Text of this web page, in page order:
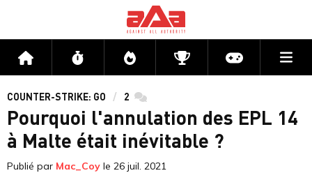
Accueil Flux Directs CompétitionsActu jeux
COUNTER-STRIKE: GO 2 commentaires
Pourquoi l'annulation des EPL 14
à Malte était inévitable ?
Publié par Mac_Coy le 26 juil. 2021